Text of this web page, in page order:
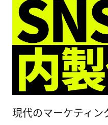
現代のマーケティン